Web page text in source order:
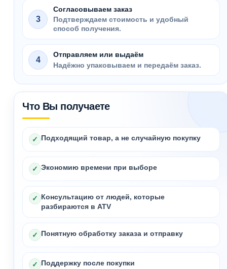
3
Согласовываем заказ
Подтверждаем стоимость и удобный
способ получения.
4
Отправляем или выдаём
Надёжно упаковываем и передаём заказ.
Что Вы получаете
✓ Подходящий товар, а не случайную покупку
✓ Экономию времени при выборе
✓ Консультацию от людей, которые
разбираются в ATV
✓ Понятную обработку заказа и отправку
✓ Поддержку после покупки